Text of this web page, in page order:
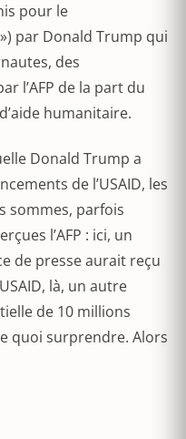
pour le
par Donald Trump qui
des
l’AFP de la part du
humanitaire.
Donald Trump a
de l’USAID, les
sommes, parfois
l’AFP : ici, un
de presse aurait reçu
là, un autre
de 10 millions
quoi surprendre. Alors